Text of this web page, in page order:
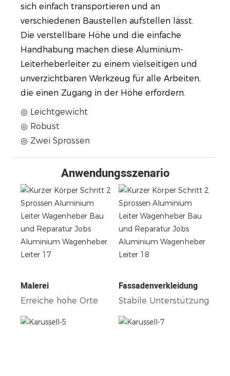
sich einfach transportieren und an
verschiedenen Baustellen aufstellen lässt.
Die verstellbare Höhe und die einfache
Handhabung machen diese Aluminium-
Leiterheberleiter zu einem vielseitigen und
unverzichtbaren Werkzeug für alle Arbeiten,
die einen Zugang in der Höhe erfordern.
◎ Leichtgewicht
◎ Robust
◎ Zwei Sprossen
Anwendungsszenario
Malerei
Erreiche hohe Orte
Fassadenverkleidung
Stabile Unterstützung